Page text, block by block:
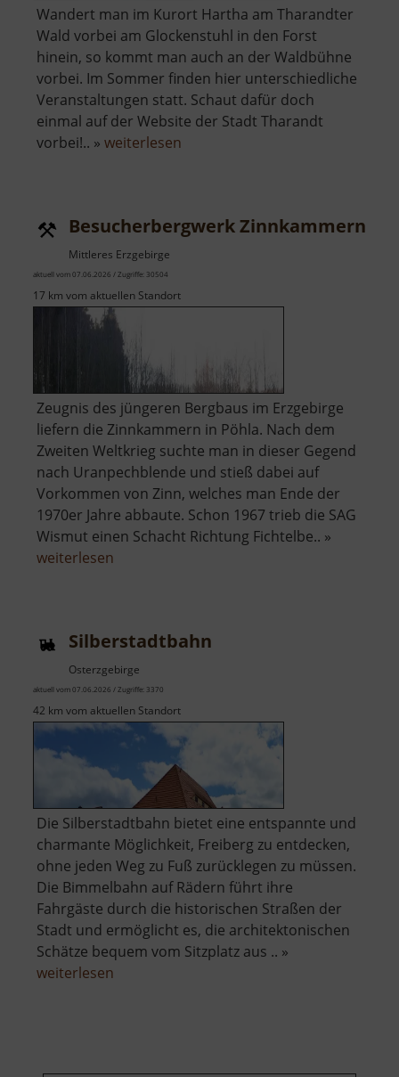
Wandert man im Kurort Hartha am Tharandter
Wald vorbei am Glockenstuhl in den Forst
hinein, so kommt man auch an der Waldbühne
vorbei. Im Sommer finden hier unterschiedliche
Veranstaltungen statt. Schaut dafür doch
einmal auf der Website der Stadt Tharandt
vorbei!.. » weiterlesen
Besucherbergwerk Zinnkammern
Mittleres Erzgebirge
aktuell vom 07.06.2026 / Zugriffe: 30504
17 km vom aktuellen Standort
Zeugnis des jüngeren Bergbaus im Erzgebirge
liefern die Zinnkammern in Pöhla. Nach dem
Zweiten Weltkrieg suchte man in dieser Gegend
nach Uranpechblende und stieß dabei auf
Vorkommen von Zinn, welches man Ende der
1970er Jahre abbaute. Schon 1967 trieb die SAG
Wismut einen Schacht Richtung Fichtelbe.. »
weiterlesen
Silberstadtbahn
Osterzgebirge
aktuell vom 07.06.2026 / Zugriffe: 3370
42 km vom aktuellen Standort
Die Silberstadtbahn bietet eine entspannte und
charmante Möglichkeit, Freiberg zu entdecken,
ohne jeden Weg zu Fuß zurücklegen zu müssen.
Die Bimmelbahn auf Rädern führt ihre
Fahrgäste durch die historischen Straßen der
Stadt und ermöglicht es, die architektonischen
Schätze bequem vom Sitzplatz aus .. »
weiterlesen